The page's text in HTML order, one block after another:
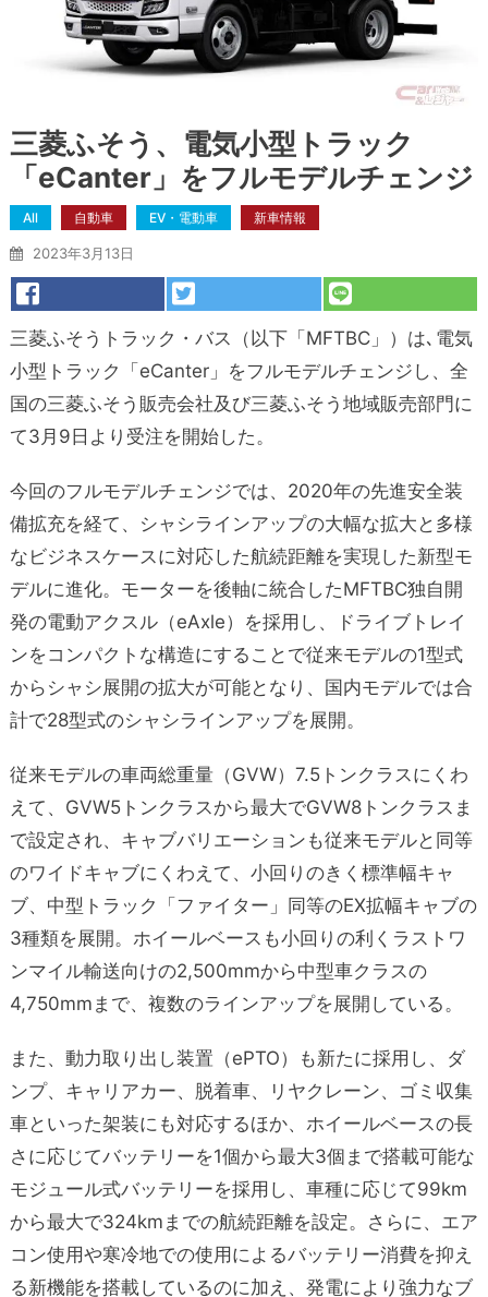
三菱ふそう、電気小型トラック
「eCanter」をフルモデルチェンジ
All 自動車 EV・電動車 新車情報
2023年3月13日
三菱ふそうトラック・バス（以下「MFTBC」）は､電気
小型トラック「eCanter」をフルモデルチェンジし、全
国の三菱ふそう販売会社及び三菱ふそう地域販売部門に
て3月9日より受注を開始した。
今回のフルモデルチェンジでは、2020年の先進安全装
備拡充を経て、シャシラインアップの大幅な拡大と多様
なビジネスケースに対応した航続距離を実現した新型モ
デルに進化。モーターを後軸に統合したMFTBC独自開
発の電動アクスル（eAxle）を採用し、ドライブトレイ
ンをコンパクトな構造にすることで従来モデルの1型式
からシャシ展開の拡大が可能となり、国内モデルでは合
計で28型式のシャシラインアップを展開。
従来モデルの車両総重量（GVW）7.5トンクラスにくわ
えて、GVW5トンクラスから最大でGVW8トンクラスま
で設定され、キャブバリエーションも従来モデルと同等
のワイドキャブにくわえて、小回りのきく標準幅キャ
ブ、中型トラック「ファイター」同等のEX拡幅キャブの
3種類を展開。ホイールベースも小回りの利くラストワ
ンマイル輸送向けの2,500mmから中型車クラスの
4,750mmまで、複数のラインアップを展開している。
また、動力取り出し装置（ePTO）も新たに採用し、ダ
ンプ、キャリアカー、脱着車、リヤクレーン、ゴミ収集
車といった架装にも対応するほか、ホイールベースの長
さに応じてバッテリーを1個から最大3個まで搭載可能な
モジュール式バッテリーを採用し、車種に応じて99km
から最大で324kmまでの航続距離を設定。さらに、エア
コン使用や寒冷地での使用によるバッテリー消費を抑え
る新機能を搭載しているのに加え、発電により強力なブ